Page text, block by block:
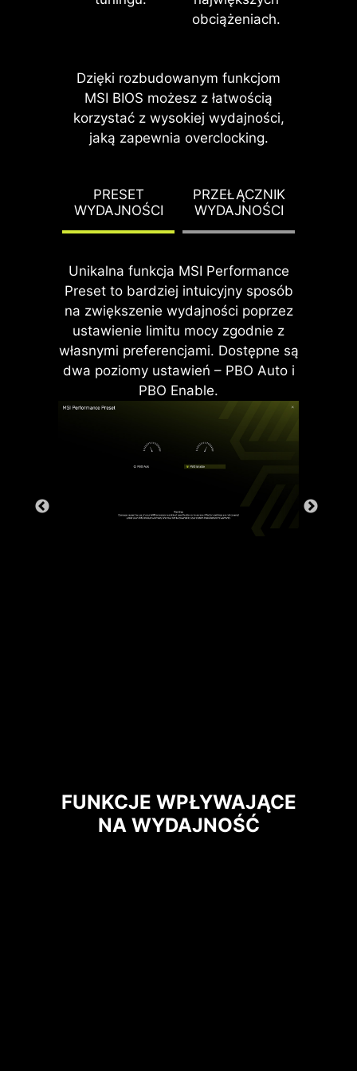
obciążeniach.
Dzięki rozbudowanym funkcjom
MSI BIOS możesz z łatwością
korzystać z wysokiej wydajności,
jaką zapewnia overclocking.
PRESET
WYDAJNOŚCI
PRZEŁĄCZNIK
WYDAJNOŚCI
Unikalna funkcja MSI Performance
Preset to bardziej intuicyjny sposób
na zwiększenie wydajności poprzez
ustawienie limitu mocy zgodnie z
własnymi preferencjami. Dostępne są
dwa poziomy ustawień – PBO Auto i
PBO Enable.
FUNKCJE WPŁYWAJĄCE
NA WYDAJNOŚĆ
pinów zapewnia wysoką
trwałość i odporność na trudne
wysokoprądowych.
WYKONANA ZE STALI
NIERDZEWNEJ,
NIEKORODUJĄCA
OSŁONA ZŁĄCZY
WE/WY
antyelektrostatycznej wraz z
odporną na korozję osłoną złączy
elektrostatyki płyty i zmniejsza